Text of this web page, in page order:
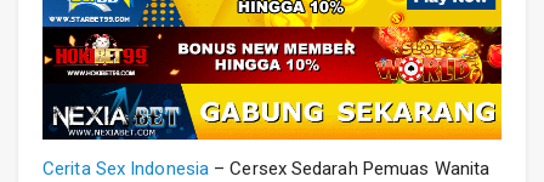
Cerita Sex Indonesia – Cersex Sedarah Pemuas Wanita